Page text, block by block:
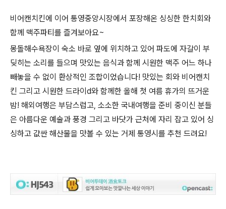
비어캔치킨에 이어 통영중앙시장에서 포장해온 싱싱한 한치회와
함께 맥주파티를 즐겨보아요~
몽돌해수욕장이 숙소 바로 옆에 위치하고 있어 파도에 자갈이 부
딪히는 소리를 들으며 맛있는 음식과 함께 시원한 맥주 어느 하나
빼놓을 수 없이 환상적인 조합이었습니다! 맛있는 회와 비어캔치
킨 그리고 시원한 드라이d와 함께한 올해 첫 여름 휴가의 뜨거운
밤! 해외여행은 부담스럽고, 소소한 국내여행을 준비 중이신 분들
은 아름다운 예술과 풍경 그리고 바닷가 근처에 자리 잡고 있어 싱
싱하고 값싼 해산물을 맛볼 수 있는 거제 통영시를 추천 드려요!